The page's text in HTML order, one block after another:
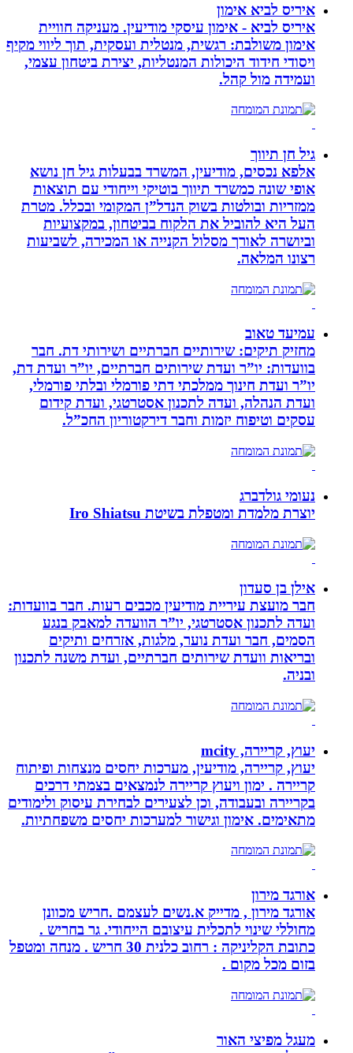
איריס לביא אימון
איריס לביא - אימון עיסקי מודיעין. מעניקה חוויית
אימון משולבת: רגשית, מנטלית ועסקית, תוך ליווי מקיף
ויסודי חידוד היכולות המנטליות, יצירת ביטחון עצמי,
ועמידה מול קהל.
גיל חן תיווך
אלפא נכסים, מודיעין, המשרד בבעלות גיל חן נושא
אופי שונה כמשרד תיווך בוטיקי וייחודי עם תוצאות
ממזריות ובולטות בשוק הנדל”ן המקומי ובכלל. מטרת
העל היא להוביל את הלקוח בביטחון, במקצועיות
וביושרה לאורך מסלול הקנייה או המכירה, לשביעות
רצונו המלאה.
עמיעד טאוב
מחזיק תיקים: שירותיים חברתיים ושירותי דת. חבר
בוועדות: יו”ר ועדת שירותים חברתיים, יו”ר ועדת דת,
יו”ר ועדת חינוך ממלכתי דתי פורמלי ובלתי פורמלי,
ועדת הנהלה, ועדה לתכנון אסטרטגי, ועדת קידום
עסקים וטיפוח יזמות וחבר דירקטוריון החכ”ל.
נעומי גולדברג
יוצרת מלמדת ומטפלת בשיטת Iro Shiatsu
אילן בן סעדון
חבר מועצת עיריית מודיעין מכבים רעות. חבר בוועדות:
ועדה לתכנון אסטרטגי, יו”ר הוועדה למאבק בנגע
הסמים, חבר ועדת נוער, מלגות, אזרחים ותיקים
ובריאות וועדת שירותים חברתיים, ועדת משנה לתכנון
ובניה.
יעוץ, קריירה, mcity
יעוץ, קריירה, מודיעין, מערכות יחסים מנצחות ופיתוח
קריירה . ימון ויעוץ קריירה לנמצאים בצמתי דרכים
בקריירה ובעבודה, וכן לצעירים לבחירת עיסוק ולימודים
מתאימים. אימון וגישור למערכות יחסים משפחתיות.
אורגד מירון
אורגד מירון , מדייק א.נשים לעצמם .חריש מכוונן
מחוללי שינוי לתכלית עיצובם הייחודי. גר בחריש .
כתובת הקליניקה : רחוב כלנית 30 חריש . מנחה ומטפל
בזום מכל מקום .
מעגל מפיצי האור